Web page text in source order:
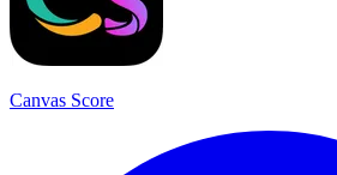
Canvas Score